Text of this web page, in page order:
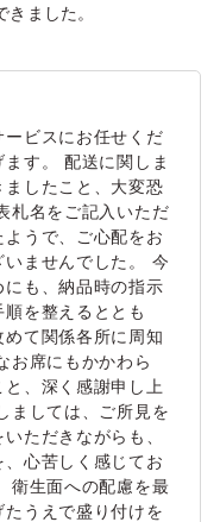
ました。
ービスにお任せくだ
す。 配送に関しま
ましたこと、大変恐
札名をご記入いただ
うで、ご心配をお
ませんでした。 今
も、納品時の指示
を整えるととも
て関係各所に周知
お席にもかかわら
、深く感謝申し上
ましては、ご所見を
ただきながらも、
心苦しく感じてお
衛生面への配慮を最
うえで盛り付けを